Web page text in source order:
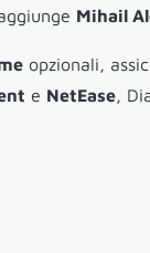
Mihail
opzionali,
e NetEase,